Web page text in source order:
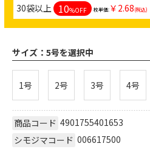
30袋以上 10%OFF 枚単価:￥2.68(税込)
サイズ： 5号を選択中
1号 2号 3号 4号
商品コード 4901755401653
シモジマコード 006617500